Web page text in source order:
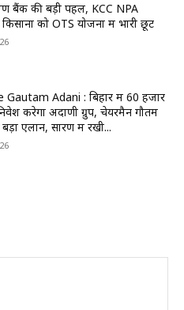
बैंक की बड़ी पहल, KCC NPA
को OTS योजना में भारी छूट
Gautam Adani : बिहार में 60 हजार
करेगा अदाणी ग्रुप, चेयरमैन गौतम
एलान, सारण में रखी...